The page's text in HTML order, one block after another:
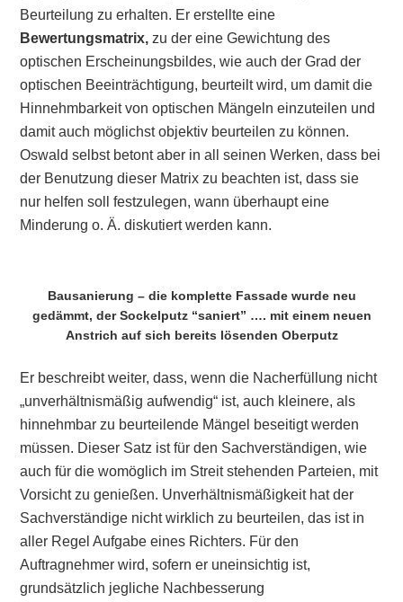
Beurteilung zu erhalten. Er erstellte eine
Bewertungsmatrix, zu der eine Gewichtung des
optischen Erscheinungsbildes, wie auch der Grad der
optischen Beeinträchtigung, beurteilt wird, um damit die
Hinnehmbarkeit von optischen Mängeln einzuteilen und
damit auch möglichst objektiv beurteilen zu können.
Oswald selbst betont aber in all seinen Werken, dass bei
der Benutzung dieser Matrix zu beachten ist, dass sie
nur helfen soll festzulegen, wann überhaupt eine
Minderung o. Ä. diskutiert werden kann.
Bausanierung – die komplette Fassade wurde neu
gedämmt, der Sockelputz “saniert” …. mit einem neuen
Anstrich auf sich bereits lösenden Oberputz
Er beschreibt weiter, dass, wenn die Nacherfüllung nicht
„unverhältnismäßig aufwendig“ ist, auch kleinere, als
hinnehmbar zu beurteilende Mängel beseitigt werden
müssen. Dieser Satz ist für den Sachverständigen, wie
auch für die womöglich im Streit stehenden Parteien, mit
Vorsicht zu genießen. Unverhältnismäßigkeit hat der
Sachverständige nicht wirklich zu beurteilen, das ist in
aller Regel Aufgabe eines Richters. Für den
Auftragnehmer wird, sofern er uneinsichtig ist,
grundsätzlich jegliche Nachbesserung